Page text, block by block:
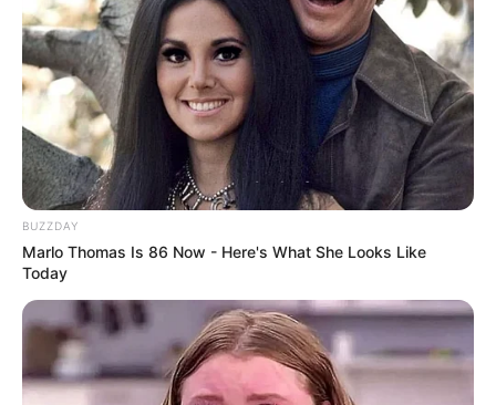
BUZZDAY
Marlo Thomas Is 86 Now - Here's What She Looks Like
Today